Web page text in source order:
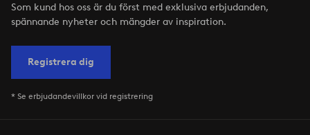
Som kund hos oss är du först med exklusiva erbjudanden,
spännande nyheter och mängder av inspiration.
Registrera dig
* Se erbjudandevillkor vid registrering